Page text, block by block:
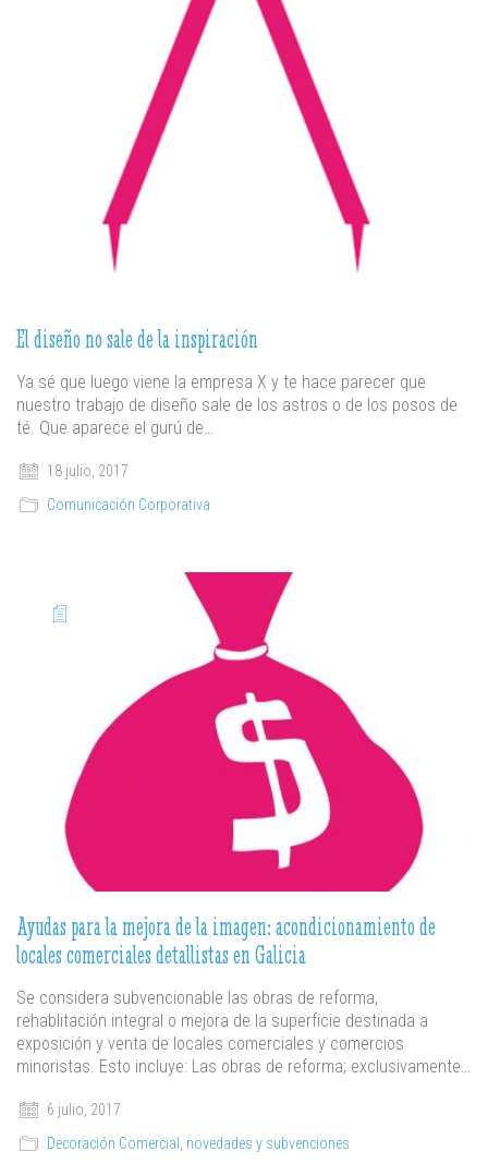
El diseño no sale de la inspiración
Ya sé que luego viene la empresa X y te hace parecer que
nuestro trabajo de diseño sale de los astros o de los posos de
té. Que aparece el gurú de…
18 julio, 2017
Comunicación Corporativa
Ayudas para la mejora de la imagen: acondicionamiento de
locales comerciales detallistas en Galicia
Se considera subvencionable las obras de reforma,
rehablitación integral o mejora de la superficie destinada a
exposición y venta de locales comerciales y comercios
minoristas. Esto incluye: Las obras de reforma; exclusivamente…
6 julio, 2017
Decoración Comercial
novedades y subvenciones